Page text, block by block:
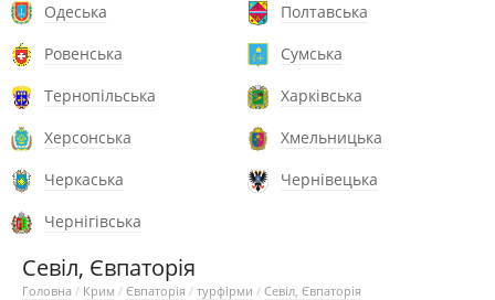
Одеська
Полтавська
Ровенська
Сумська
Тернопільська
Харківська
Херсонська
Хмельницька
Черкаська
Чернівецька
Чернігівська
Севіл, Євпаторія
Головна / Крим / Євпаторія / турфірми / Севіл, Євпаторія